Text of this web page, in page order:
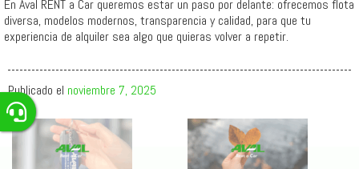
En Aval RENT a Car queremos estar un paso por delante: ofrecemos flota
diversa, modelos modernos, transparencia y calidad, para que tu
experiencia de alquiler sea algo que quieras volver a repetir.
Publicado el noviembre 7, 2025
Artículos
relacionados